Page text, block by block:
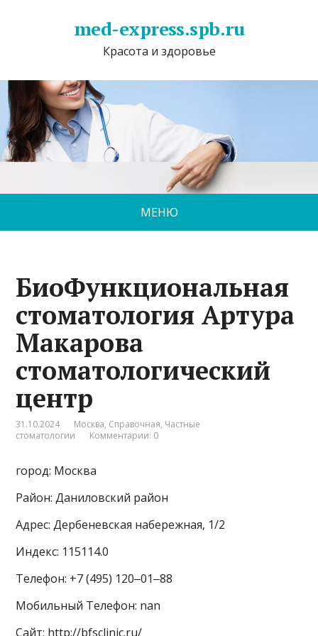
med-express.spb.ru
Красота и здоровье
МЕНЮ
БиоФункциональная
стоматология Артура
Макарова
стоматологический
центр
31.10.2024 Москва, Справочная, Частные
стоматологии
Комментарии: 0
город: Москва
Район: Даниловский район
Адрес: Дербеневская набережная, 1/2
Индекс: 115114.0
Телефон: +7 (495) 120‒01‒88
Мобильный Телефон: nan
Сайт: http://bfsclinic.ru/